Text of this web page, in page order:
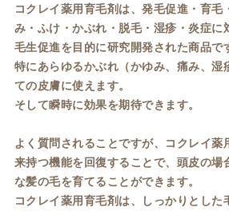
コクレイ薬用育毛剤は、発毛促進・育毛
み・ふけ・かぶれ・脱毛・湿疹・炎症に
毛生促進を目的に研究開発された商品で
特にあらゆるかぶれ（かゆみ、痛み、湿
ての皮膚に使えます。
そして瞬時に効果を期待できます。
よく質問されることですが、コクレイ薬
来持つ機能を回復することで、頭皮の場
な髪の毛を育てることができます。
コクレイ薬用育毛剤は、しっかりとした